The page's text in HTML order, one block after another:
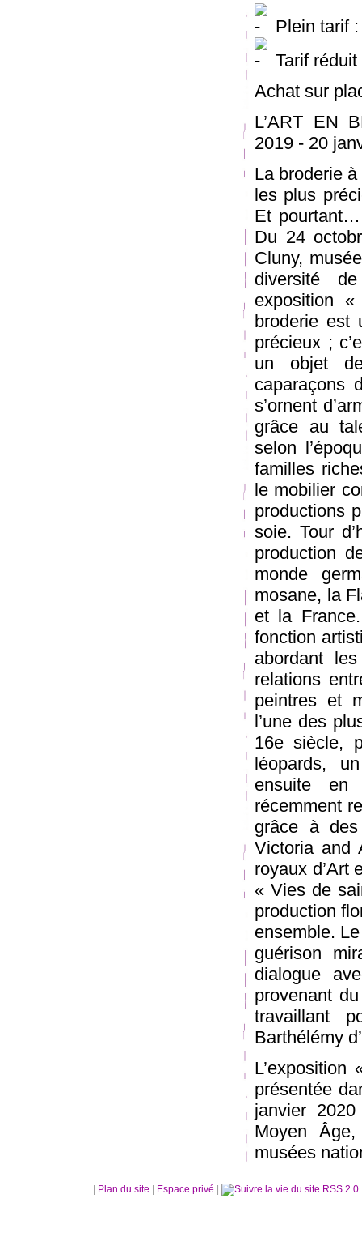
Plein tarif
Tarif
Achat sur
L’ART EN
2019 - 20
La broderie à
les plus
Et pourtant…
Du 24
Cluny,
diversité
exposition
broderie est
précieux ;
un objet de
caparaçons
s’ornent
grâce au
selon
familles
le mobilier
productions
soie. Tour
production
monde
mosane, la
et la
fonction
abordant
relations
peintres et
l’une des
16e siècle,
léopards,
ensuite en
récemment
grâce à
Victoria and
royaux d’Art
« Vies de
production
ensemble.
guérison
dialogue
provenant
travaillant
Barthélémy
présentée
janvier
Moyen
musées
Plan du site Espace privé RSS 2.0